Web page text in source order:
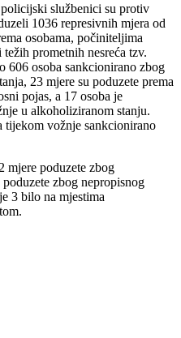
službenici su protiv
1036 represivnih mjera od
osobama, počiniteljima
prometnih nesreća tzv.
606 osoba sankcionirano zbog
23 mjere su poduzete prema
pojas, a 17 osoba je
u alkoholiziranom stanju.
tijekom vožnje sankcionirano
mjere poduzete zbog
zbog nepropisnog
3 bilo na mjestima